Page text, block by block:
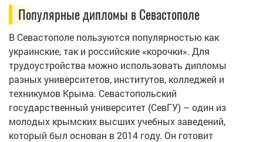
Популярные дипломы в Севастополе
В Севастополе пользуются популярностью как
украинские, так и российские «корочки». Для
трудоустройства можно использовать дипломы
разных университетов, институтов, колледжей и
техникумов Крыма. Севастопольский
государственный университет (СевГУ) – один из
молодых крымских высших учебных заведений,
который был основан в 2014 году. Он готовит